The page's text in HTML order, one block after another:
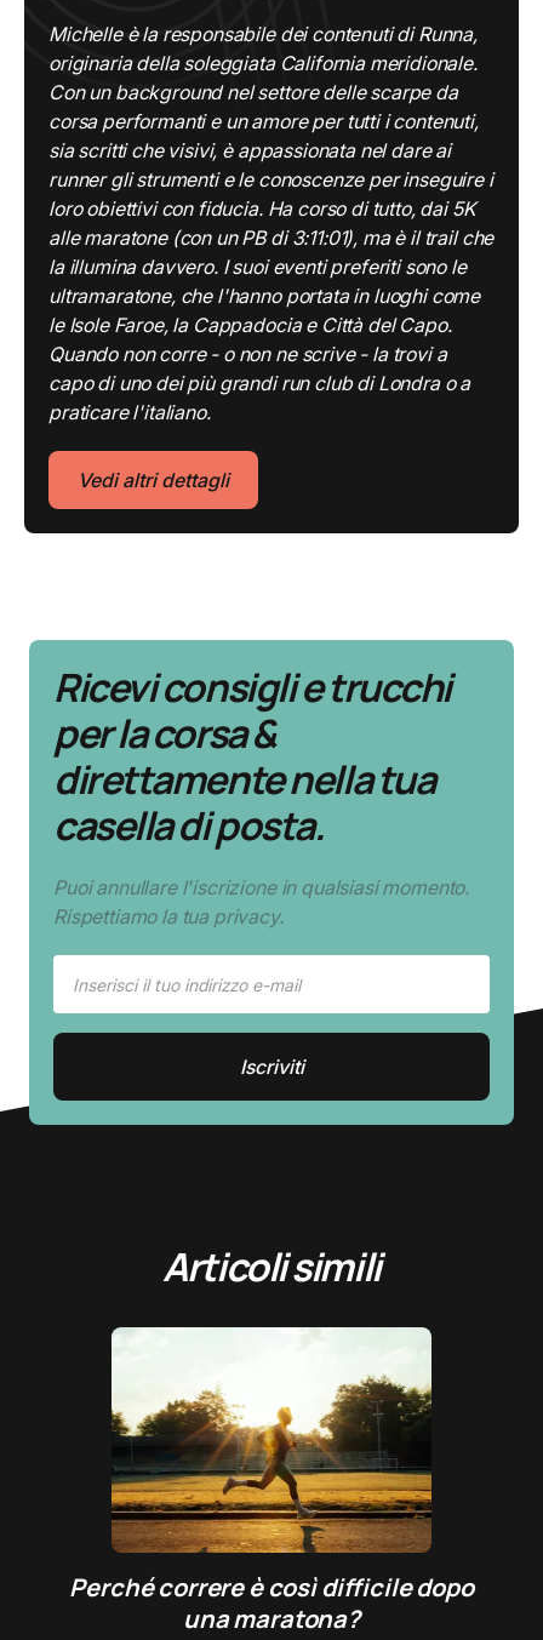
Michelle è la responsabile dei contenuti di Runna,
originaria della soleggiata California meridionale.
Con un background nel settore delle scarpe da
corsa performanti e un amore per tutti i contenuti,
sia scritti che visivi, è appassionata nel dare ai
runner gli strumenti e le conoscenze per inseguire i
loro obiettivi con fiducia. Ha corso di tutto, dai 5K
alle maratone (con un PB di 3:11:01), ma è il trail che
la illumina davvero. I suoi eventi preferiti sono le
ultramaratone, che l'hanno portata in luoghi come
le Isole Faroe, la Cappadocia e Città del Capo.
Quando non corre - o non ne scrive - la trovi a
capo di uno dei più grandi run club di Londra o a
praticare l'italiano.
Vedi altri dettagli
Ricevi consigli e trucchi
per la corsa &
direttamente nella tua
casella di posta.
Puoi annullare l'iscrizione in qualsiasi momento.
Rispettiamo la tua privacy.
Articoli simili
Perché correre è così difficile dopo
una maratona?